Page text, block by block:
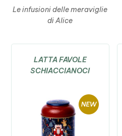
Le infusioni delle meraviglie
di Alice
LATTA FAVOLE
SCHIACCIANOCI